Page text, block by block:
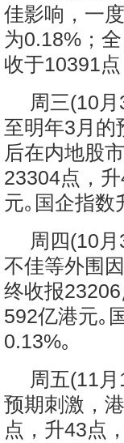
佳影响，一
为0.18%；
收于10391
周三(10
至明年3月的
后在内地股
23304点，
元｡国企指数
周四(10
不佳等外围
终收报
592亿港元｡
0.13%｡
周五(11
预期刺激，
点，升43点